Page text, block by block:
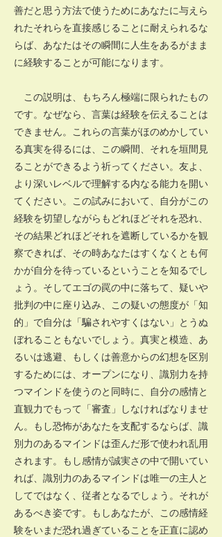
善だと思う方法で使うためにあなたに与えら
れたそれらを直接感じることに耐えられるな
らば、あなたはその瞬間に人生をあるがまま
に経験することが可能になります。
この説明は、もちろん極端に限られたもの
です。なぜなら、言葉は経験を伝えることは
できません。これらの言葉がほのめかしてい
る真実を得るには、この瞬間、それを垣間見
ることができるよう祈ってください。友よ、
より深いレベルで理解する内なる能力を開い
てください。この試みにおいて、自分がこの
経験を切望しながらもどれほどそれを恐れ、
その結果どれほどそれを遮断しているかを観
察できれば、その時あなたはすくなくとも何
かが自分を待っているということを知るでし
ょう。そしてエゴの罠の中に落ちて、疑いや
批判の中に座り込み、この疑いの態度が「知
的」で自分は「騙されやすくはない」とうぬ
ぼれることもないでしょう。真実と模造、あ
るいは逃避、もしくは善意からの幻想を区別
するためには、オープンになり、識別力を持
つマインドを使うのと同時に、自分の感情と
直観力でもって「審査」しなければなりませ
ん。もし恐怖があなたを支配するならば、識
別力のあるマインドは歪んだ形で使われ乱用
されます。もし感情が誠実さの中で開いてい
れば、識別力のあるマインドは唯一の主人と
してではなく、従者となるでしょう。それが
あるべき姿です。もしあなたが、この感情経
験をいまだ恐れ過ぎていることを正直に認め